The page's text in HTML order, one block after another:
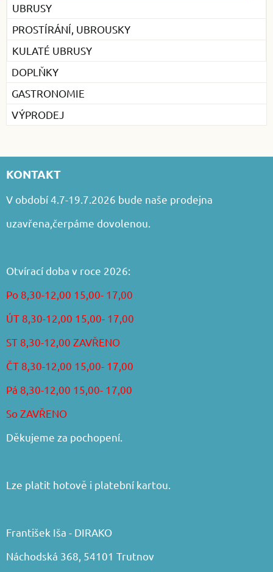
UBRUSY
PROSTÍRÁNÍ, UBROUSKY
KULATÉ UBRUSY
DOPLŇKY
GASTRONOMIE
VÝPRODEJ
KONTAKT
V období 4.7-19.7.2026 bude naše prodejna
uzavřena,čerpáme dovolenou.
Otvírací doba v roce 2026:
Po 8,30-12,00 15,00- 17,00
ÚT 8,30-12,00 15,00- 17,00
ST 8,30-12,00 ZAVŘENO
ČT 8,30-12,00 15,00- 17,00
Pá 8,30-12,00 15,00- 17,00
So ZAVŘENO
Děkujeme za pochopení.
Lze platit hotově i platební kartou.
František Iša - DIRAKO
Náchodská 368, 54101 Trutnov